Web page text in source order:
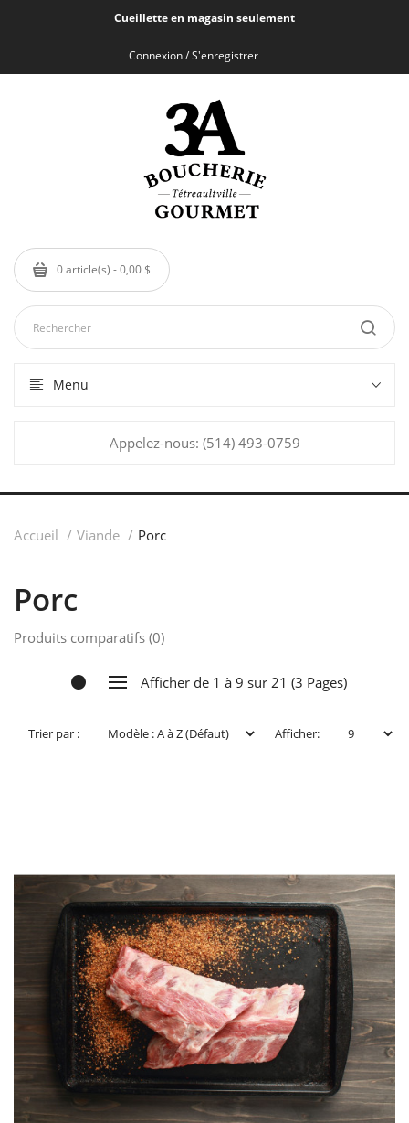
Cueillette en magasin seulement
Connexion / S'enregistrer
0 article(s) - 0,00 $
Menu
Appelez-nous: (514) 493-0759
Accueil Viande Porc
Porc
Produits comparatifs (0)
Afficher de 1 à 9 sur 21 (3 Pages)
Trier par : Afficher: